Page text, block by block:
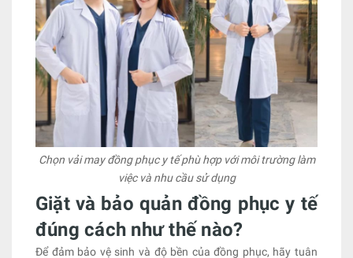
Chọn vải may đồng phục y tế phù hợp với môi trường làm
việc và nhu cầu sử dụng
Giặt và bảo quản đồng phục y tế
đúng cách như thế nào?
Để đảm bảo vệ sinh và độ bền của đồng phục, hãy tuân